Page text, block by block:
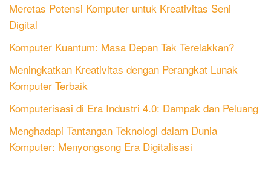
Meretas Potensi Komputer untuk Kreativitas Seni
Digital
Komputer Kuantum: Masa Depan Tak Terelakkan?
Meningkatkan Kreativitas dengan Perangkat Lunak
Komputer Terbaik
Komputerisasi di Era Industri 4.0: Dampak dan Peluang
Menghadapi Tantangan Teknologi dalam Dunia
Komputer: Menyongsong Era Digitalisasi